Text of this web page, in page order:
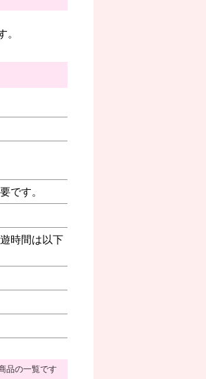
です。
時間は以下
品の一覧です